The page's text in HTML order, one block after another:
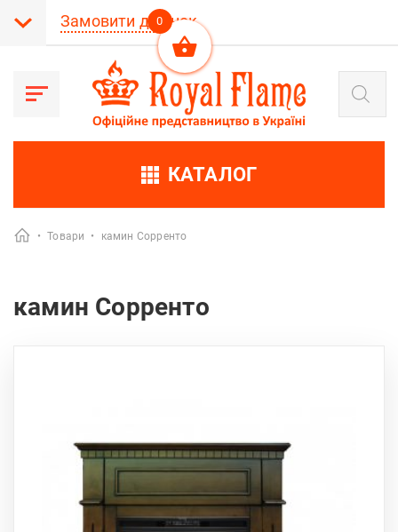
Замовити дзвінок
Пошук
товарів
КАТАЛОГ
• Товари • камин Сорренто
камин Сорренто
0